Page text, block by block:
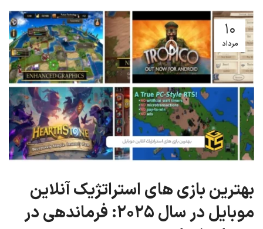
10
مرداد
بهترین بازی های استراتژیک آنلاین
موبایل در سال 2025: فرماندهی در